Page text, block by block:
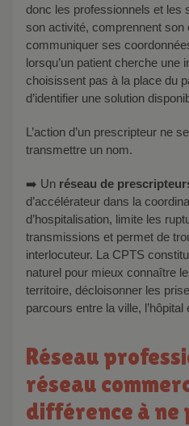
donc les professionnels et les
son activité, comprennent son
communiquer ses
lorsqu’un patient cherche
choisissent pas à la place du
d’identifier une solution
L’action d’un prescripteur ne se limite donc pas à
transmettre un nom.
➡️ Un réseau de
d’accélérateur dans la
d’hospitalisation, limite les
transmissions et permet de
interlocuteur. La CPTS
naturel pour mieux connaître
territoire, décloisonner les
parcours entre la ville,
Réseau professionnel ou
réseau
différence à ne